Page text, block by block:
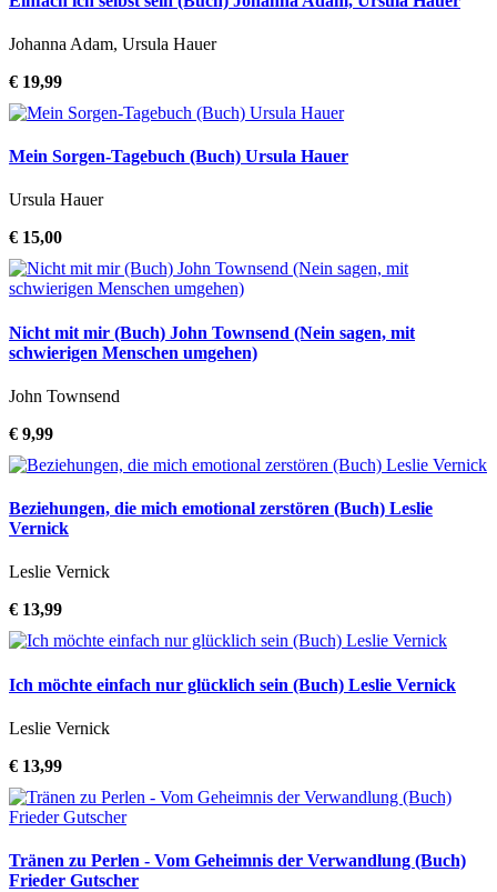
Johanna Adam, Ursula Hauer
€ 19,99
Mein Sorgen-Tagebuch (Buch) Ursula Hauer
Ursula Hauer
€ 15,00
Nicht mit mir (Buch) John Townsend (Nein sagen, mit
schwierigen Menschen umgehen)
John Townsend
€ 9,99
Beziehungen, die mich emotional zerstören (Buch) Leslie
Vernick
Leslie Vernick
€ 13,99
Ich möchte einfach nur glücklich sein (Buch) Leslie Vernick
Leslie Vernick
€ 13,99
Tränen zu Perlen - Vom Geheimnis der Verwandlung (Buch)
Frieder Gutscher